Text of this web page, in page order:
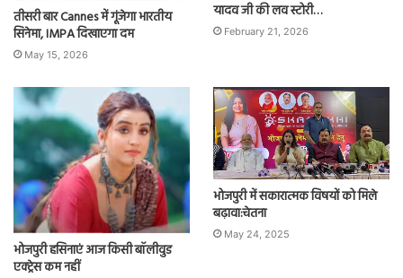
तीसरी बार Cannes में गूंजेगा भारतीय
सिनेमा, IMPA दिखाएगा दम
May 15, 2026
यादव जी की लव स्टोरी…
February 21, 2026
भोजपुरी हसिनाएं आज किसी बॉलीवुड
एक्ट्रेस कम नहीं
भोजपुरी में सकारात्मक विषयों को मिले
बढ़ावा:चेतना
May 24, 2025